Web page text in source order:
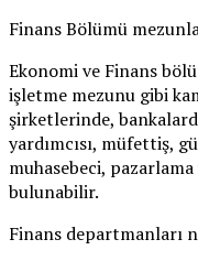
Finans Bölümü
Ekonomi ve Finans
işletme mezunu gibi
şirketlerinde,
yardımcısı, müfettiş,
muhasebeci,
bulunabilir.
Finans departmanları